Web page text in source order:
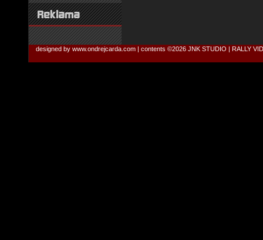
designed by www.ondrejcarda.com | contents ©2026 JNK STUDIO | RALLY